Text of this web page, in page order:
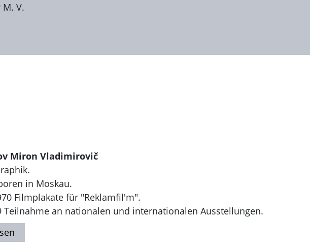
V.
Miron Vladimirovič
in Moskau.
Filmplakate für "Reklamfil'm".
Teilnahme an nationalen und internationalen Ausstellungen.
des Moskauer Surikov-Instituts der Akademie der Künste der UdSSR
Studium bei M. Čeremnych und N. A. Ponomarev.